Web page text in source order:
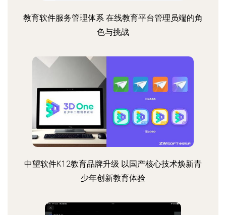
教育软件服务管理体系 在线教育平台管理员端的角
色与挑战
中望软件K12教育品牌升级 以国产核心技术焕新青
少年创新教育体验